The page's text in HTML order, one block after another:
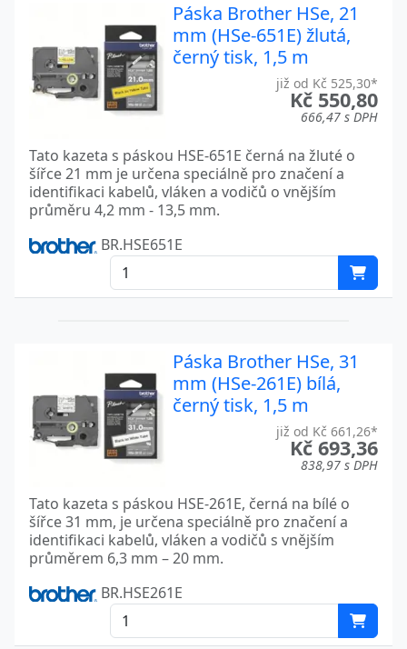
Páska Brother HSe, 21
mm (HSe-651E) žlutá,
černý tisk, 1,5 m
již od Kč 525,30*
Kč 550,80
666,47 s DPH
Tato kazeta s páskou HSE-651E černá na žluté o
šířce 21 mm je určena speciálně pro značení a
identifikaci kabelů, vláken a vodičů o vnějším
průměru 4,2 mm - 13,5 mm.
BR.HSE651E
Páska Brother HSe, 31
mm (HSe-261E) bílá,
černý tisk, 1,5 m
již od Kč 661,26*
Kč 693,36
838,97 s DPH
Tato kazeta s páskou HSE-261E, černá na bílé o
šířce 31 mm, je určena speciálně pro značení a
identifikaci kabelů, vláken a vodičů s vnějším
průměrem 6,3 mm – 20 mm.
BR.HSE261E